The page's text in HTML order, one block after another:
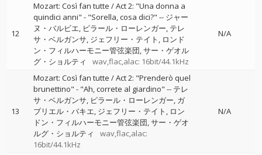
12
Mozart: Così fan tutte / Act 2: "Una donna a
quindici anni" - "Sorella, cosa dici?" -- ジャー
ヌ・バルビエ ピラール・ローレンガー テレ
サ・ベルガンサ ジェフリー・テイト
ロンド
ン・フィルハーモニー管弦楽団 サー・ゲオル
グ・ショルティ
wav,flac,alac: 16bit/44.1kHz
N/A
13
Mozart: Così fan tutte / Act 2: "Prenderò quel
brunettino" - "Ah, correte al giardino" -- テレ
サ・ベルガンサ ピラール・ローレンガー ガ
ブリエル・バキエ ジェフリー・テイト
ロン
ドン・フィルハーモニー管弦楽団 サー・ゲオ
ルグ・ショルティ
wav,flac,alac:
16bit/44.1kHz
N/A